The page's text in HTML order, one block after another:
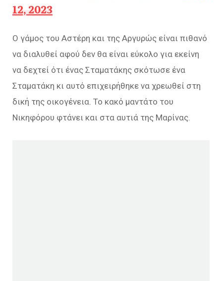
12, 2023
Ο γάμος του Αστέρη και της Αργυρώς είναι πιθανό
να διαλυθεί αφού δεν θα είναι εύκολο για εκείνη
να δεχτεί ότι ένας Σταματάκης σκότωσε ένα
Σταματάκη κι αυτό επιχειρήθηκε να χρεωθεί στη
δική της οικογένεια. Το κακό μαντάτο του
Νικηφόρου φτάνει και στα αυτιά της Μαρίνας.